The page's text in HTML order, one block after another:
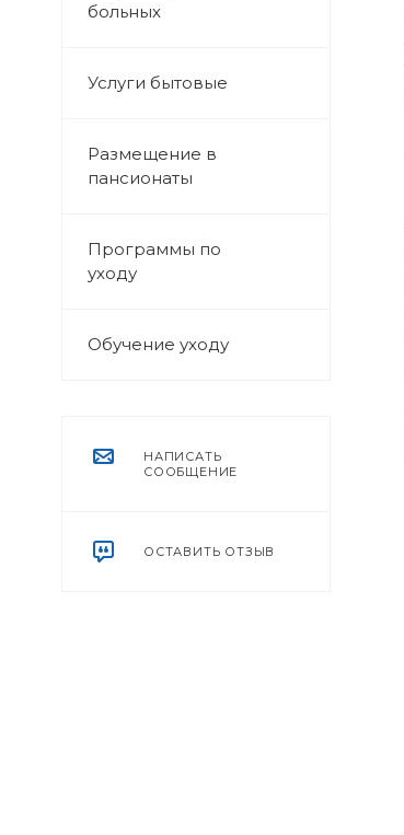
больных
Услуги бытовые
Размещение в
пансионаты
Программы по
уходу
Обучение уходу
НАПИСАТЬ
СООБЩЕНИЕ
ОСТАВИТЬ ОТЗЫВ